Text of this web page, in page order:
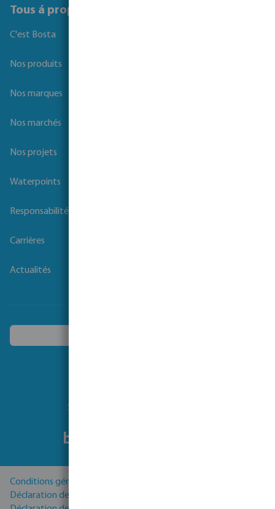
Tous á propos de Bosta
C'est Bosta
Nos produits
Nos marques
Nos marchés
Nos projets
Waterpoints
Responsabilité sociale des entreprises
Carrières
Actualités
Suivez-nous
Conditions générales
Déclaration de Confidentialité